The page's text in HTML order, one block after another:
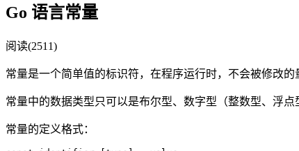
Go 语言常量
阅读(2511)
常量是一个简单值的标识符，在程序运行时，不会被修改的
常量中的数据类型只可以是布尔型、数字型（整数型、浮点
常量的定义格式：